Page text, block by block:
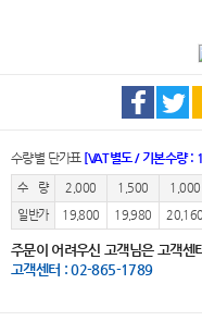
수량별 단가표 [VAT별도 / 기본수량 :
수 량 2,000 1,500 1,000
일반가
19,800 19,980 20,160
주문이 어려우신 고객님은 고객센
고객센터 : 02-865-1789